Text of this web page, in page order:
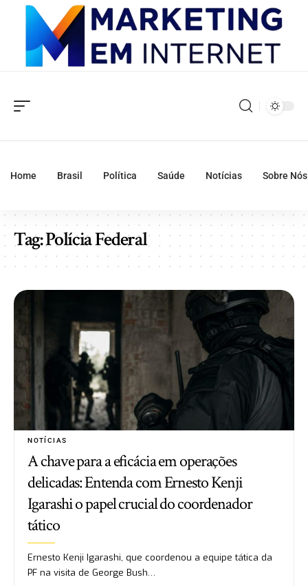
Home Brasil Política Saúde Notícias Sobre Nós
Tag:Polícia Federal
NOTÍCIAS
A chave para a eficácia em operações
delicadas: Entenda com Ernesto Kenji
Igarashi o papel crucial do coordenador
tático
Ernesto Kenji Igarashi, que coordenou a equipe tática da
PF na visita de George Bush…